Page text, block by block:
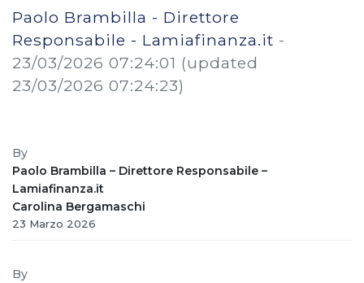
Paolo Brambilla - Direttore
Responsabile - Lamiafinanza.it -
23/03/2026 07:24:01 (updated
23/03/2026 07:24:23)
By
Paolo Brambilla – Direttore Responsabile –
Lamiafinanza.it
Carolina Bergamaschi
23 Marzo 2026
By